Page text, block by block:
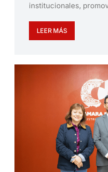
institucionales,
LEER MÁS